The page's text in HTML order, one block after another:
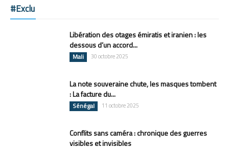
#Exclu
Libération des otages émiratis et iranien : les
dessous d’un accord...
Mali 30 octobre 2025
La note souveraine chute, les masques tombent
: La facture du...
Sénégal 11 octobre 2025
Conflits sans caméra : chronique des guerres
visibles et invisibles